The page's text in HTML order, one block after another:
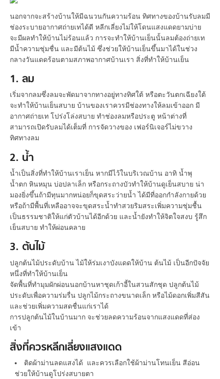
นอกจากจะสร้างบ้านให้มีฉนวนกันความร้อน ทิศทางของบ้านรับลมมี
ช่องระบายอากาศถ่ายเทได้ดี หลีกเลี่ยงไม่ให้โดนแสงแดดยามบ่าย
จะมีผลทำให้บ้านไม่ร้อนแล้ว การจะทำให้บ้านเย็นนั้นลมต้องถ่ายเท
มีน้ำความชุ่มชื่น และมีต้นไม้ ซึ่งช่วยให้บ้านเย็นขึ้นมาได้ในช่วง
กลางวันแดดร้อนตามสภาพอากาศบ้านเรา สิ่งที่ทำให้บ้านเย็น
1. ลม
เริ่มจากลมซึ่งลมจะพัดมาจากทางอยู่ทางทิศใต้ หรือตะวันตกเฉียงใต้
จะทำให้บ้านเย็นสบาย บ้านของเราควรมีช่องทางให้ลมเข้าออก มี
อากาศถ่ายเท โปร่งโล่งสบาย ทำช่องลมหรือประตู หน้าต่างที่
สามารถเปิดรับลมได้เต็มที่ การจัดวางของ เฟอร์นิเจอร์ไม่ขวาง
ทิศทางลม
2. น้ำ
น้ำเป็นสิ่งที่ทำให้บ้านเราเย็น หากมีไว้ในบริเวณบ้าน อาทิ น้ำพุ
น้ำตก หินหมุน บ่อปลาเล็ก หรือกระถางบัวทำให้บ้านดูเย็นสบาย น่า
มองยิ่งขึ้นถ้ามีทุนมากหน่อยก็ขุดสระว่ายน้ำ ได้มีที่ออกกำลังกายด้วย
หรือถ้ามีพื้นที่เหลืออาจจะขุดสระน้ำทำสวยริมสระเพิ่มความชุ่มชื้น
เป็นธรรมชาติให้แก่ตัวบ้านได้อีกด้วย และน้ำยังทำให้จิตใจสงบ รู้สึก
เย็นสบาย ทำให้ผ่อนคลาย
3. ต้นไม้
ปลูกต้นไม้ประดับบ้าน ไม้ให้ร่มเงาบังแดดให้บ้าน ต้นไม้ เป็นอีกปัจจัย
หนึ่งที่ทำให้บ้านเย็น
จัดพื้นที่ทำมุมผักผ่อนนอกบ้านหาชุดเก้าอี้ในสวนสักชุด ปลูกต้นไม้
ประดับเพื่อความร่มรื่น ปลูกไม้กระถางขนาดเล็ก หรือไม้ดอกเพิ่มสีสัน
และช่วยเพิ่มความสดชื่นแก่เราได้
การปลูกต้นไม้ในบ้านมาก จะช่วยลดความร้อนจากแสงแดดที่ส่อง
เข้า
สิ่งที่ควรหลีกเลี่ยงแสงแดด
ติดผ้าม่านลดแสงได้ และควรเลือกใช้ผ้าม่านโทนเย็น สีอ่อน
ช่วยให้บ้านดูโปร่งสบายตา